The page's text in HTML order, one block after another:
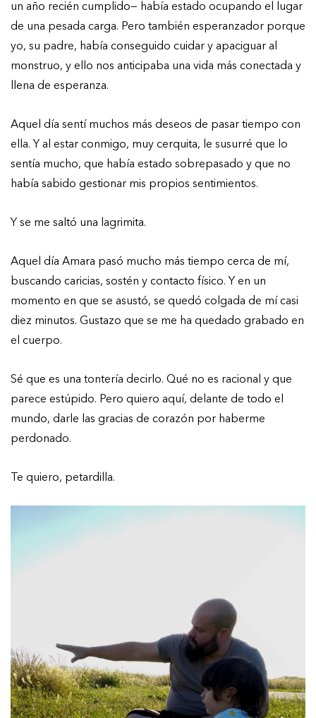
un año recién cumplido— había estado ocupando el lugar
de una pesada carga. Pero también esperanzador porque
yo, su padre, había conseguido cuidar y apaciguar al
monstruo, y ello nos anticipaba una vida más conectada y
llena de esperanza.
Aquel día sentí muchos más deseos de pasar tiempo con
ella. Y al estar conmigo, muy cerquita, le susurré que lo
sentía mucho, que había estado sobrepasado y que no
había sabido gestionar mis propios sentimientos.
Y se me saltó una lagrimita.
Aquel día Amara pasó mucho más tiempo cerca de mí,
buscando caricias, sostén y contacto físico. Y en un
momento en que se asustó, se quedó colgada de mí casi
diez minutos. Gustazo que se me ha quedado grabado en
el cuerpo.
Sé que es una tontería decirlo. Qué no es racional y que
parece estúpido. Pero quiero aquí, delante de todo el
mundo, darle las gracias de corazón por haberme
perdonado.
Te quiero, petardilla.